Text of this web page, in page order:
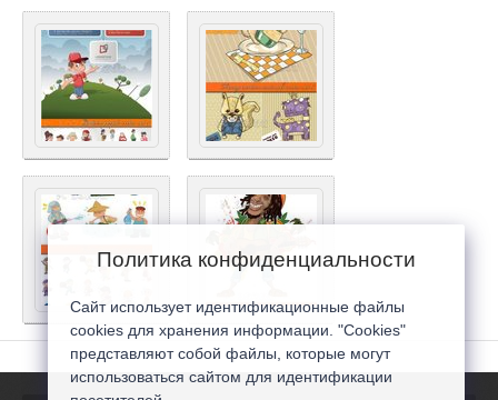
Политика конфиденциальности
Сайт использует идентификационные файлы
cookies для хранения информации. "Cookies"
представляют собой файлы, которые могут
использоваться сайтом для идентификации